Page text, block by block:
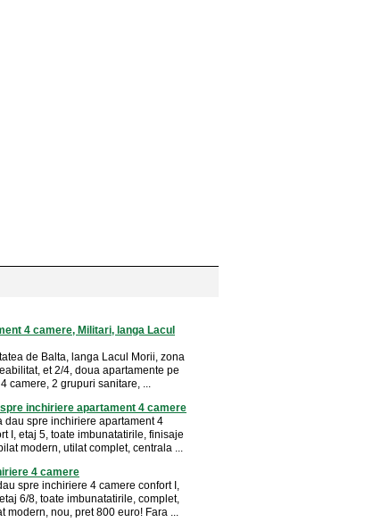
4 camere, Militari, langa Lacul
de Balta, langa Lacul Morii, zona
et 2/4, doua apartamente pe
camere, 2 grupuri sanitare, ...
spre inchiriere apartament 4 camere
dau spre inchiriere apartament 4
I, etaj 5, toate imbunatatirile, finisaje
modern, utilat complet, centrala ...
4 camere
spre inchiriere 4 camere confort I,
6/8, toate imbunatatirile, complet,
modern, nou, pret 800 euro! Fara ...